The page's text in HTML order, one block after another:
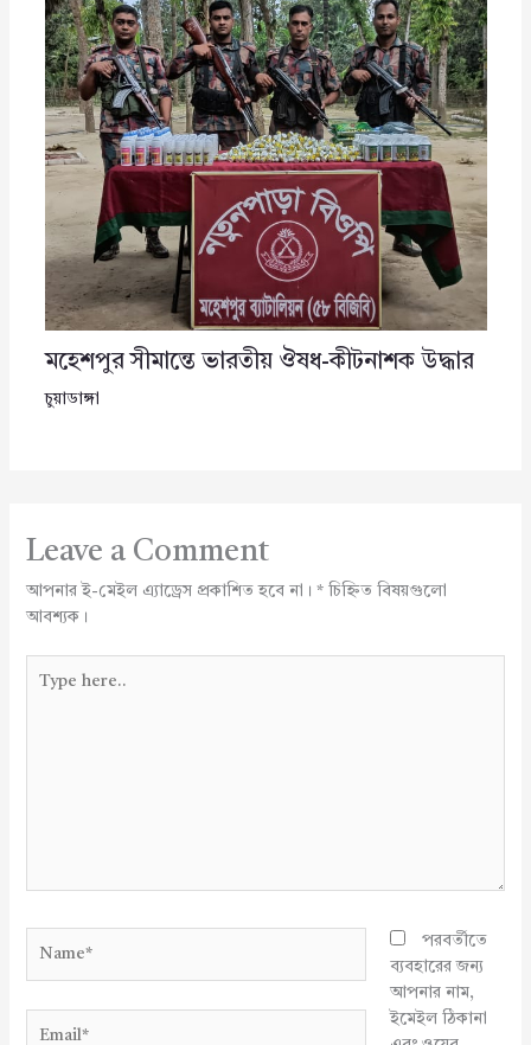
মহেশপুর সীমান্তে ভারতীয় ঔষধ-কীটনাশক উদ্ধার
চুয়াডাঙ্গা
Leave a Comment
আপনার ই-মেইল এ্যাড্রেস প্রকাশিত হবে না। *চিহ্নিত বিষয়গুলো
আবশ্যক।
here..
পরবর্তীতে
ব্যবহারের জন্য
আপনার নাম,
ইমেইল ঠিকানা